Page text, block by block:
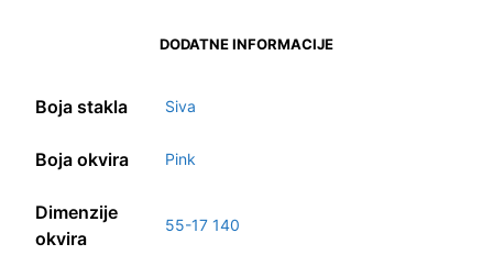
DODATNE INFORMACIJE
Boja stakla Siva
Boja okvira Pink
Dimenzije
okvira
55-17 140